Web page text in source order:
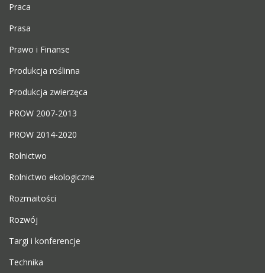
Praca
Prasa
Prawo i Finanse
Produkcja roślinna
Produkcja zwierzęca
PROW 2007-2013
PROW 2014-2020
Rolnictwo
Rolnictwo ekologiczne
Rozmaitości
Rozwój
Targi i konferencje
Technika